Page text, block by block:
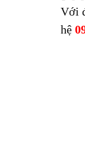
Với
hệ